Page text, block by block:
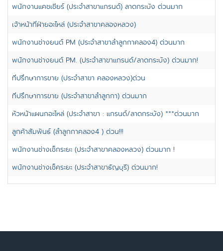
พนักงานแคชเชียร์ (ประจำสาขาแกรนด์) ลาดกระบัง ด่วนมาก
เจ้าหน้าที่ฝ่ายอะไหล่ (ประจำสาขาคลองหลวง)
พนักงานช่างยนต์ PM (ประจำสาขาลำลูกกาคลอง4) ด่วนมาก
พนักงานช่างยนต์ PM. (ประจำสาขาแกรนด์/ลาดกระบัง) ด่วนมาก!
ที่ปรึกษาการขาย (ประจำสาขา คลองหลวง)ด่วน
ที่ปรึกษาการขาย (ประจำสาขาลำลูกกา) ด่วนมาก
หัวหน้าแผนกอะไหล่ (ประจำสาขา : แกรนด์/ลาดกระบัง) ***ด่วนมาก
ลูกค้าสัมพันธ์ (ลำลูกกาคลอง4 ) ด่วน!!!
พนักงานช่างเช็กระยะ (ประจำสาขาคลองหลวง) ด่วนมาก !
พนักงานช่างเช็คระยะ (ประจำสาขาธัญบุรี) ด่วนมาก!